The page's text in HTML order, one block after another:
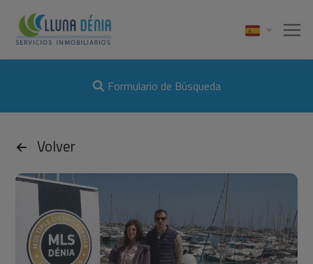
Formulario de Búsqueda
Volver